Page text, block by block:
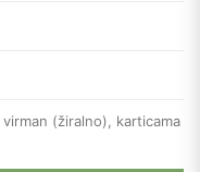
(žiralno), karticama